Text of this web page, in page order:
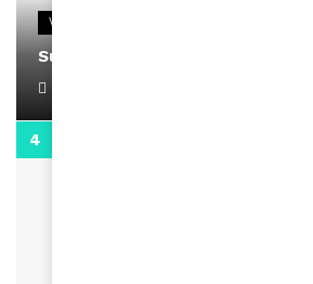
VIDEOS
Support Black Business Wee-kend